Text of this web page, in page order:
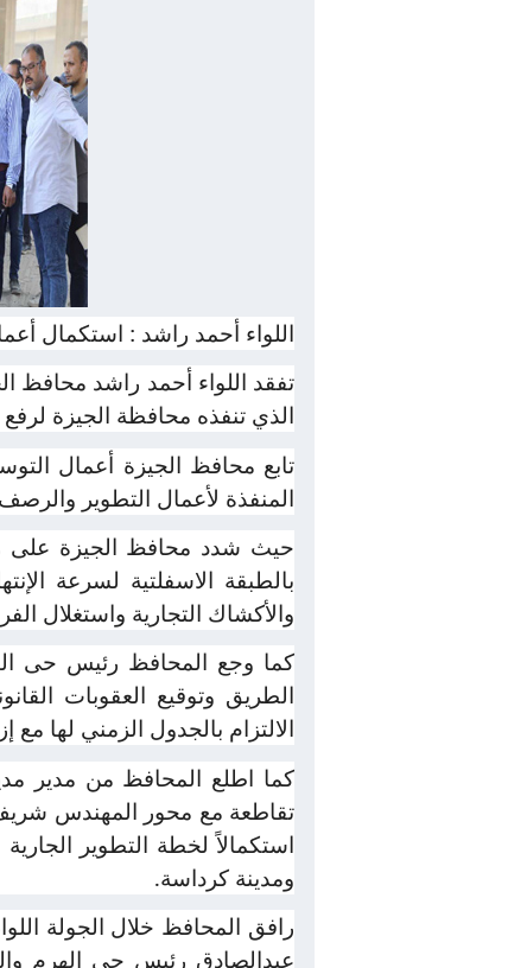
اللواء أحمد راشد : استكمال
تفقد اللواء أحمد راشد محافظ
الذي تنفذه محافظة الجيزة
تابع محافظ الجيزة أعمال
المنفذة لأعمال التطوير
حيث شدد محافظ الجيزة على
بالطبقة الاسفلتية لسرعة
والأكشاك التجارية واستغلال
كما وجع المحافظ رئيس حى
الطريق وتوقيع العقوبات
الالتزام بالجدول الزمني لها
كما اطلع المحافظ من مدير
استكمالاً لخطة التطوير
ومدينة كرداسة.
رافق المحافظ خلال الجولة
عبدالصادق رئيس حى الهرم